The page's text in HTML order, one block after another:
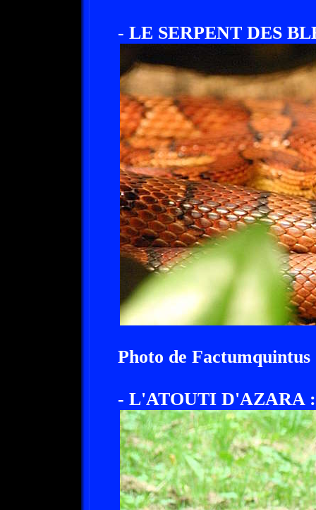
- LE SERPENT DES
Photo de Factumquintus
- L'ATOUTI D'AZARA :